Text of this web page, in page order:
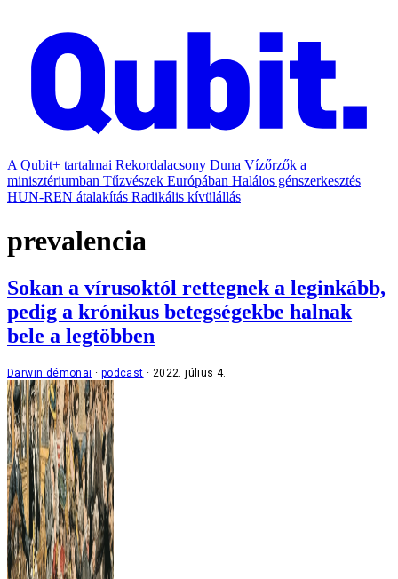
A Qubit+ tartalmai Rekordalacsony Duna Vízőrzők a
minisztériumban Tűzvészek Európában Halálos génszerkesztés
HUN-REN átalakítás Radikális kívülállás
prevalencia
Sokan a vírusoktól rettegnek a leginkább,
pedig a krónikus betegségekbe halnak
bele a legtöbben
Darwin démonai podcast 2022. július 4.